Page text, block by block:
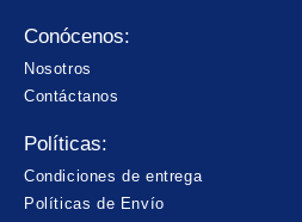
Conócenos:
Nosotros
Contáctanos
Políticas:
Condiciones de entrega
Políticas de Envío